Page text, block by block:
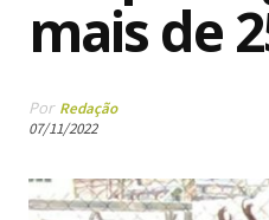
mais de
Por Redação
07/11/2022